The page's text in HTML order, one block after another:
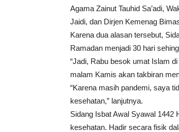
Agama Zainut Tauhid Sa’adi,
Jaidi, dan Dirjen Kemenag
Karena dua alasan tersebut,
Ramadan menjadi 30 hari
“Jadi, Rabu besok umat Islam
malam Kamis akan takbiran
“Karena masih pandemi, saya
kesehatan,” lanjutnya.
Sidang Isbat Awal Syawal 1442
kesehatan. Hadir secara fisik